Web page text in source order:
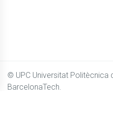
© UPC Universitat Politècnica
BarcelonaTech.